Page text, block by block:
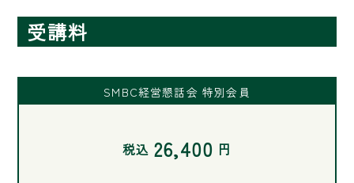
受講料
SMBC経営懇話会 特別会員
税込 26,400 円